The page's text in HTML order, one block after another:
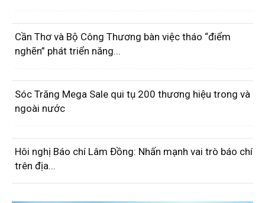
Cần Thơ và Bộ Công Thương bàn việc tháo “điểm
nghẽn” phát triển năng...
Sóc Trăng Mega Sale qui tụ 200 thương hiệu trong và
ngoài nước
Hôi nghị Báo chí Lâm Đồng: Nhấn mạnh vai trò báo chí
trên địa...